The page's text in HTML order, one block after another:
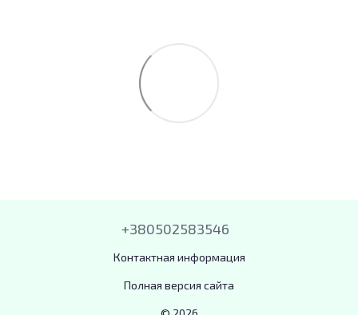
+380502583546
Контактная информация
Полная версия сайта